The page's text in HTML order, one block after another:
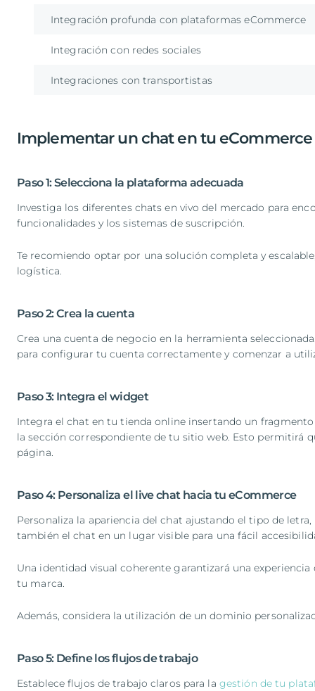
Integración profunda con plataformas eCommerce
Integración con redes sociales
Integraciones con transportistas
Implementar un chat en tu eCommerce
Paso 1: Selecciona la plataforma adecuada
Investiga los diferentes chats en vivo del mercado para
funcionalidades y los sistemas de suscripción.
Te recomiendo optar por una solución completa y
logística.
Paso 2: Crea la cuenta
Crea una cuenta de negocio en la herramienta
para configurar tu cuenta correctamente y comenzar a
Paso 3: Integra el widget
Integra el chat en tu tienda online insertando un
la sección correspondiente de tu sitio web. Esto permitirá
página.
Paso 4: Personaliza el live chat hacia tu eCommerce
Personaliza la apariencia del chat ajustando el tipo de
también el chat en un lugar visible para una fácil
Una identidad visual coherente garantizará una
tu marca.
Además, considera la utilización de un dominio
Paso 5: Define los flujos de trabajo
Establece flujos de trabajo claros para la gestión de tu